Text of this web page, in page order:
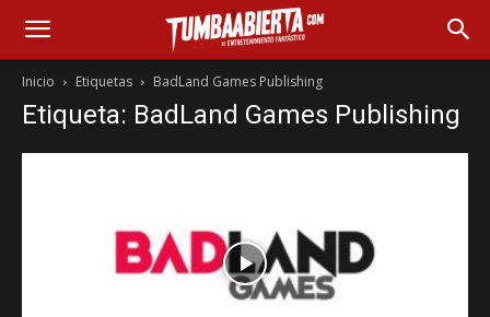
Inicio Etiquetas BadLand Games Publishing
Etiqueta: BadLand Games Publishing